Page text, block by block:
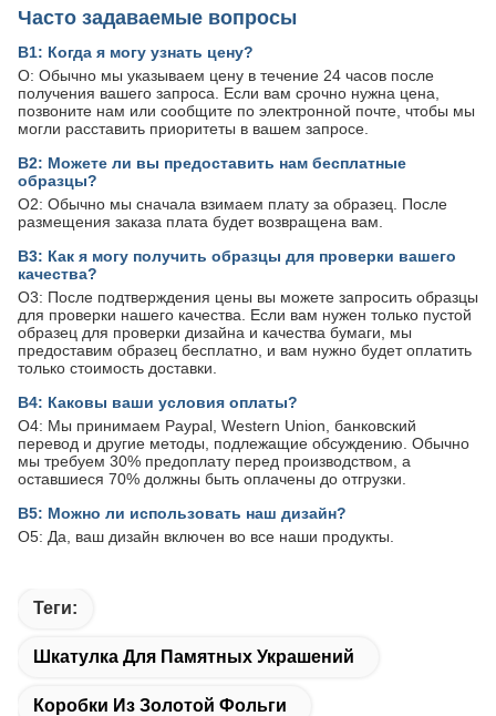
Часто задаваемые вопросы
В1: Когда я могу узнать цену?
О: Обычно мы указываем цену в течение 24 часов после
получения вашего запроса. Если вам срочно нужна цена,
позвоните нам или сообщите по электронной почте, чтобы мы
могли расставить приоритеты в вашем запросе.
В2: Можете ли вы предоставить нам бесплатные
образцы?
О2: Обычно мы сначала взимаем плату за образец. После
размещения заказа плата будет возвращена вам.
В3: Как я могу получить образцы для проверки вашего
качества?
О3: После подтверждения цены вы можете запросить образцы
для проверки нашего качества. Если вам нужен только пустой
образец для проверки дизайна и качества бумаги, мы
предоставим образец бесплатно, и вам нужно будет оплатить
только стоимость доставки.
В4: Каковы ваши условия оплаты?
О4: Мы принимаем Paypal, Western Union, банковский
перевод и другие методы, подлежащие обсуждению. Обычно
мы требуем 30% предоплату перед производством, а
оставшиеся 70% должны быть оплачены до отгрузки.
В5: Можно ли использовать наш дизайн?
О5: Да, ваш дизайн включен во все наши продукты.
Теги:
Шкатулка Для Памятных Украшений
Коробки Из Золотой Фольги